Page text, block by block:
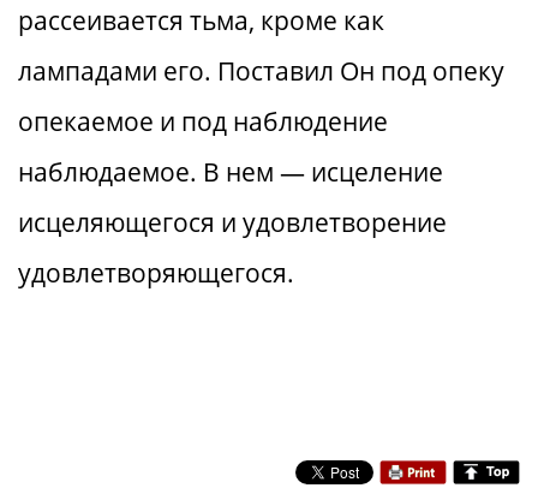
рассеивается тьма, кроме как
лампадами его. Поставил Он под опеку
опекаемое и под наблюдение
наблюдаемое. В нем — исцеление
исцеляющегося и удовлетворение
удовлетворяющегося.